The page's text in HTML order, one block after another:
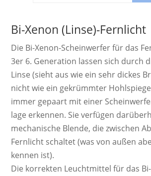
Bi-Xenon (Linse)-Fernlicht
Die Bi-Xenon-Schein­werf­er für das
3er 6. Ge­ne­ra­ti­on las­sen sich durch
Linse (sieht aus wie ein sehr dickes
nicht wie ein ge­krümm­ter
immer ge­paart mit einer
lage er­ken­nen. Sie ver­fügen
mecha­nische Blende, die zwi­schen
Fern­licht schal­tet (was von außen
ken­nen ist).
Die kor­rek­ten Leucht­mittel für das